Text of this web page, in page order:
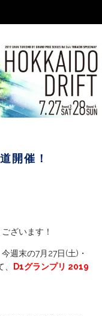
開催！
ざいます！
週末の7月27日(土)・
、
D1グランプリ 2019